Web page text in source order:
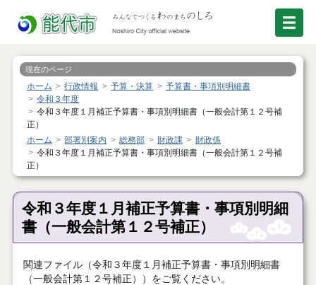
現在のページ
ホーム 行政情報 予算・決算
予算書・事項別明細書
令和３年度
令和３年度１月補正予算書・事項別明細書（一般会計第１２号補
正）
ホーム
部署別案内 総務部 財政課
財政係
令和３年度１月補正予算書・事項別明細書（一般会計第１２号補
正）
令和３年度１月補正予算書・事項別明細
書（一般会計第１２号補正）
関連ファイル（令和３年度１月補正予算書・事項別明細書
（一般会計第１２号補正））をご覧ください。